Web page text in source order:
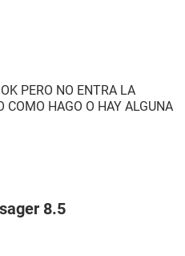
PERO NO ENTRA LA
COMO HAGO O HAY ALGUNA
8.5